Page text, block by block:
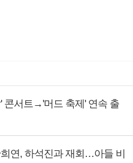
콘서트→'머드 축제' 연속 출
희연, 하석진과 재회…아들 비